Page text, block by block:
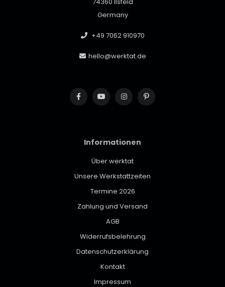
Germany
+49 7062 910970
hello@werktat.de
Informationen
Über werktat
Unsere Werkstattzeiten
Termine 2026
Zahlung und Versand
AGB
Widerrufsbelehrung
Datenschutzerklärung
Kontakt
Impressum